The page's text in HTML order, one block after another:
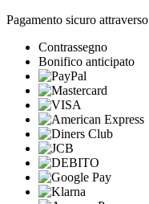
Pagamento sicuro attraverso
Contrassegno
Bonifico anticipato